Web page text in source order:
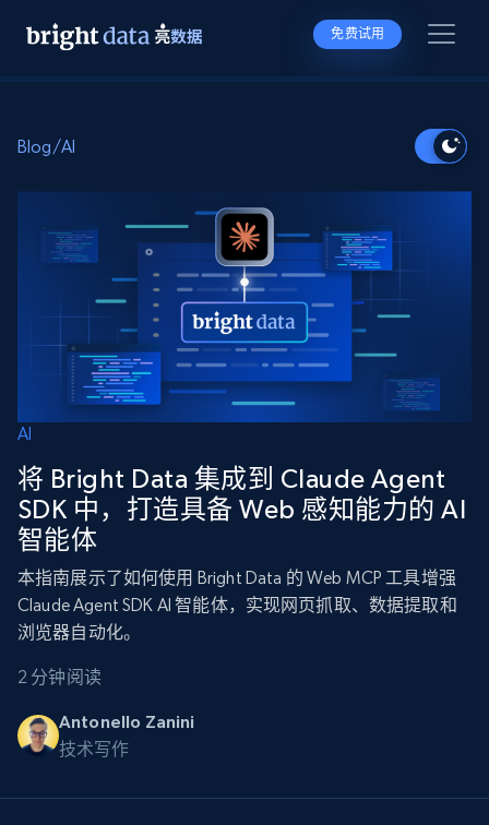
免费试用
Blog/AI
AI
将 Bright Data 集成到 Claude Agent
SDK 中，打造具备 Web 感知能力的 AI
智能体
本指南展示了如何使用 Bright Data 的 Web MCP 工具增强
Claude Agent SDK AI 智能体，实现网页抓取、数据提取和
浏览器自动化。
2 分钟阅读
Antonello Zanini
技术写作